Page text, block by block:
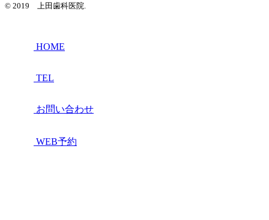
© 2019 上田歯科医院.
HOME
TEL
お問い合わせ
WEB予約